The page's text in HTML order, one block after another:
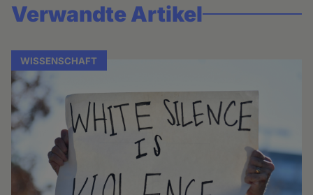
Verwandte Artikel
WISSENSCHAFT